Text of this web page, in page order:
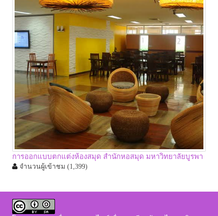
การออกแบบตกแต่งห้องสมุด สำนักหอสมุด มหาวิทยาลัยบูรพา
จำนวนผู้เข้าชม (1,399)